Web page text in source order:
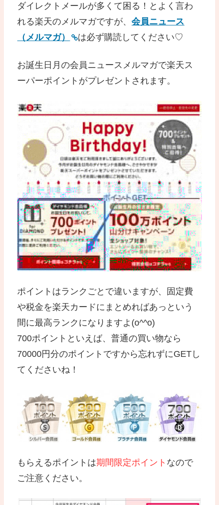
ダイレクトメールが多くて困る！とよく言わ
れる楽天のメルマガですが、会員ニュース
（メルマガ）
は必ず購読してください♡
お誕生日月の会員ニュースメルマガで楽天ス
ーパーポイントがプレゼントされます。
ポイントはランクごとで違いますが、固定費
や税金を楽天カードにまとめればあっという
間に最高ランクになりますよ(o^^o)
700ポイントといえば、普通の買い物なら
70000円分のポイントですから忘れずにGETし
てくださいね！
もらえるポイントは期間限定ポイント なので
ご注意ください。